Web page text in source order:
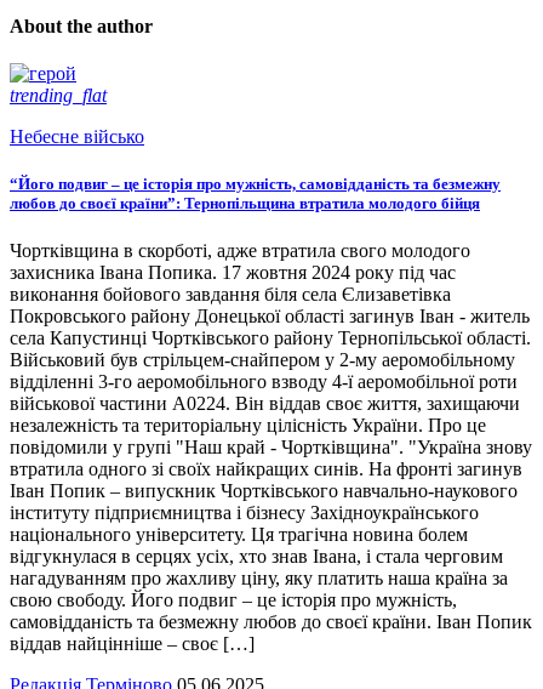
About the author
trending_flat
Небесне військо
“Його подвиг – це історія про мужність, самовідданість та безмежну
любов до своєї країни”: Тернопільщина втратила молодого бійця
Чортківщина в скорботі, адже втратила свого молодого
захисника Івана Попика. 17 жовтня 2024 року під час
виконання бойового завдання біля села Єлизаветівка
Покровського району Донецької області загинув Іван - житель
села Капустинці Чортківського району Тернопільської області.
Військовий був стрільцем-снайпером у 2-му аеромобільному
відділенні 3-го аеромобільного взводу 4-ї аеромобільної роти
військової частини А0224. Він віддав своє життя, захищаючи
незалежність та територіальну цілісність України. Про це
повідомили у групі "Наш край - Чортківщина". "Україна знову
втратила одного зі своїх найкращих синів. На фронті загинув
Іван Попик – випускник Чортківського навчально-наукового
інституту підприємництва і бізнесу Західноукраїнського
національного університету. Ця трагічна новина болем
відгукнулася в серцях усіх, хто знав Івана, і стала черговим
нагадуванням про жахливу ціну, яку платить наша країна за
свою свободу. Його подвиг – це історія про мужність,
самовідданість та безмежну любов до своєї країни. Іван Попик
віддав найцінніше – своє […]